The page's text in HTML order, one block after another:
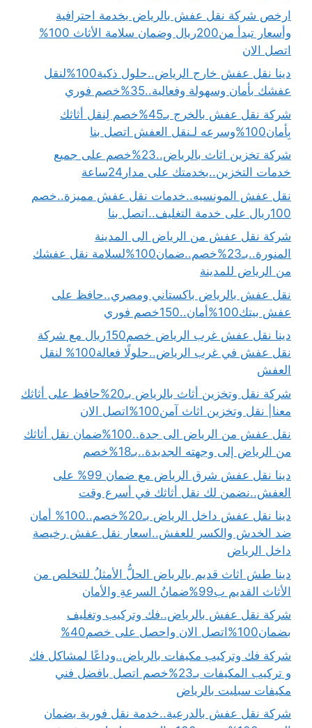
ارخص شركة نقل عفش بالرياض بخدمة احترافية
وأسعار تبدأ من200ريال وضمان سلامة الأثاث 100%
اتصل الان
دينا نقل عفش خارج الرياض..حلول ذكية100%لنقل
عفشك بأمان وسهولة وفعالية..35%خصم فوري
شركة نقل عفش بالخرج بـ45%خصم لِنقل أثاثك
بِأمان100%وسرعه لـنقل العفش اتصل بنا
شركة تخزين اثاث بالرياض..23%خصم على جميع
خدمات التخزين..بخدمتك على مدار24ساعة
نقل عفش المونسيه..خدمات نقل عفش مميزة..خصم
100ريال على خدمة التغليف..اتصل بنا
شركة نقل عفش من الرياض الى المدينة
المنورة..بـ23%خصم..ضمان100%لسلامة نقل عفشك
من الرياض للمدينة
نقل عفش بالرياض باكستاني ومصري..حافظ على
عفش بيتك100%أمان..150خصم فوري
دينا نقل عفش غرب الرياض خصم150ريال مع شركة
نقل عفش في غرب الرياض..حلولًا فعالة100% لنقل
العفش
شركة نقل وتخزين أثاث بالرياض بـ20%حافظ على أثاثك
معنا| نقل وتخزين اثاث آمن100%اتصل الان
نقل عفش من الرياض الى جدة..100%ضمان نقل أثاثك
من الرياض إلى وجهته الجديدة..بـ18%خصم
دينا نقل عفش شرق الرياض مع ضمان 99% على
العفش..نضمن لك نقل أثاثك في أسرع وقت
دينا نقل عفش داخل الرياض بـ20%خصم..100% أمان
ضد الخدش والكسر للعفش..اسعار نقل عفش رخيصة
داخل الرياض
دينا طش اثاث قديم بالرياض الحلُّ الأمثلُ للتخلص من
الأثاث القديم ب99%ضمانُ السرعةِ والأمان
شركة نقل عفش بالرياض..فك وتركيب وتغليف
بضمان100%اتصل الان واحصل على خصم40%
شركة فك وتركيب مكيفات بالرياض..وداعًا لمشاكل فك
و تركيب المكيفات بـ23%خصم اتصل بافضل فني
مكيفات سبليت بالرياض
شركة نقل عفش بالدرعية..خدمة نقل فورية بضمان